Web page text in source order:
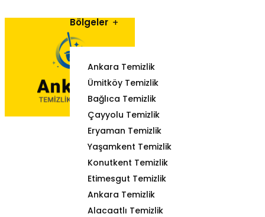
Bölgeler
Ankara Temizlik
Ümitköy Temizlik
Bağlıca Temizlik
Çayyolu Temizlik
Eryaman Temizlik
Yaşamkent Temizlik
Konutkent Temizlik
Etimesgut Temizlik
Ankara Temizlik
Alacaatlı Temizlik